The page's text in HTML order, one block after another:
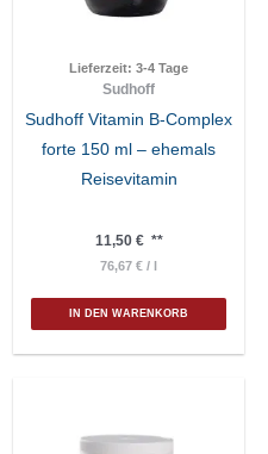
Lieferzeit: 3-4 Tage
Sudhoff
Sudhoff Vitamin B-Complex
forte 150 ml – ehemals
Reisevitamin
11,50 €**
76,67 € /
IN DEN WARENKORB